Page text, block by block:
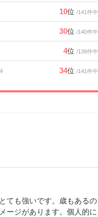
10位 /141件中
30位 /140件中
4位 /139件中
34位 /141件中
ても強いです。歳もあるの
ージがあります。個人的に